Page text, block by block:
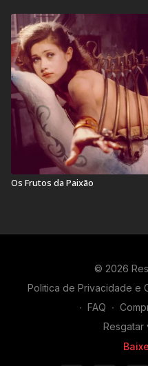
Os Frutos da Paixão
© 2026
Politica de Privacidade e
∙ FAQ ∙
Resgatar